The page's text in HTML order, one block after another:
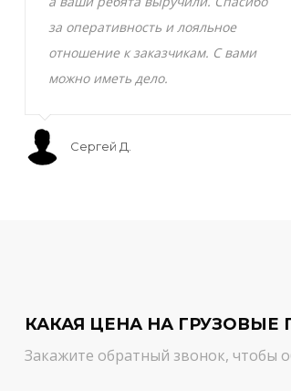
за оперативность и лояльное
отношение к заказчикам. С вами
можно иметь дело.
Сергей Д.
КАКАЯ ЦЕНА НА ГРУЗОВЫЕ
Закажите обратный звонок, чтобы